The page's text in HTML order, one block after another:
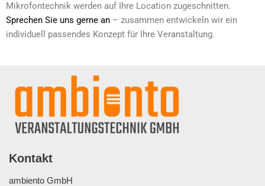
Mikrofontechnik werden auf Ihre Location zugeschnitten.
Sprechen Sie uns gerne an – zusammen entwickeln wir ein
individuell passendes Konzept für Ihre Veranstaltung.
Kontakt
ambiento GmbH